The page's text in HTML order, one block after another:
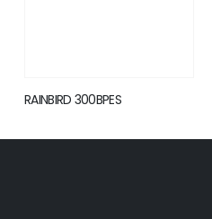
RAINBIRD 300BPES